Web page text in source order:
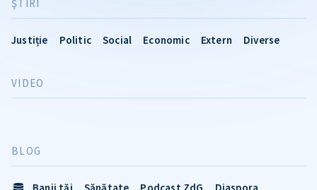
ŞTIRI
Justiție Politic Social Economic Extern Diverse
VIDEO
BLOG